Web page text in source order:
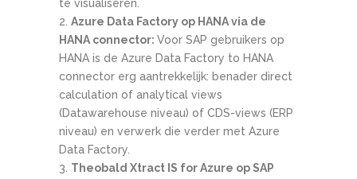
te visualiseren.
Azure Data Factory op HANA via de
HANA connector: Voor SAP gebruikers op
HANA is de Azure Data Factory to HANA
connector erg aantrekkelijk: benader direct
calculation of analytical views
(Datawarehouse niveau) of CDS-views (ERP
niveau) en verwerk die verder met Azure
Data Factory.
Theobald Xtract IS for Azure op SAP